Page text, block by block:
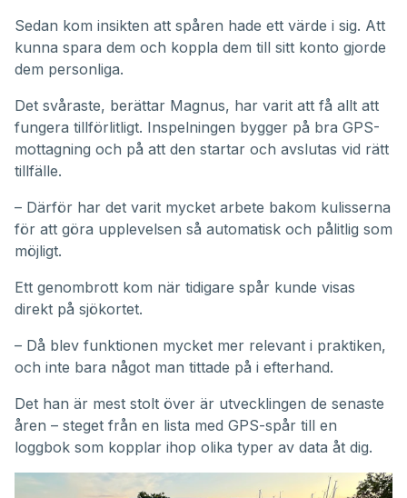
Sedan kom insikten att spåren hade ett värde i sig. Att
kunna spara dem och koppla dem till sitt konto gjorde
dem personliga.
Det svåraste, berättar Magnus, har varit att få allt att
fungera tillförlitligt. Inspelningen bygger på bra GPS-
mottagning och på att den startar och avslutas vid rätt
tillfälle.
– Därför har det varit mycket arbete bakom kulisserna
för att göra upplevelsen så automatisk och pålitlig som
möjligt.
Ett genombrott kom när tidigare spår kunde visas
direkt på sjökortet.
– Då blev funktionen mycket mer relevant i praktiken,
och inte bara något man tittade på i efterhand.
Det han är mest stolt över är utvecklingen de senaste
åren – steget från en lista med GPS-spår till en
loggbok som kopplar ihop olika typer av data åt dig.